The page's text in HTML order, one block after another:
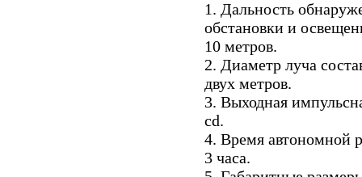
1. Дальность
обстановки и
10 метров.
2. Диаметр луча
двух метров.
3. Выходная
cd.
4. Время автономной
3 часа.